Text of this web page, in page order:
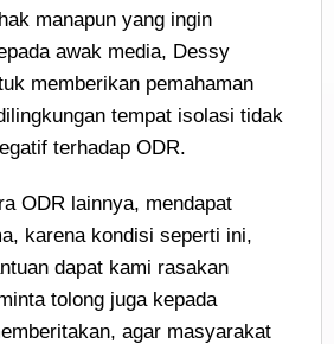
manapun yang ingin
awak media, Dessy
memberikan pemahaman
tempat isolasi tidak
terhadap ODR.
ODR lainnya, mendapat
karena kondisi seperti ini,
dapat kami rasakan
tolong juga kepada
agar masyarakat